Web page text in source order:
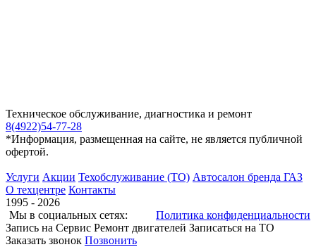
Техническое обслуживание, диагностика и ремонт
8(4922)54-77-28
*Информация, размещенная на сайте, не является публичной
офертой.
Услуги Акции Техобслуживание (ТО) Автосалон бренда ГАЗ
О техцентре Контакты
1995 - 2026
Мы в социальных сетях:
Политика конфиденциальности
Запись на Сервис Ремонт двигателей Записаться на ТО
Заказать звонок Позвонить